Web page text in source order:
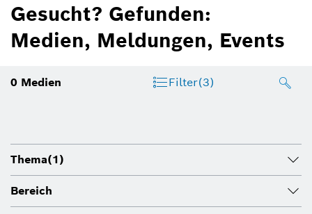
Gesucht? Gefunden:
Medien, Meldungen, Events
0 Medien Filter(3)
Thema(1)
Bereich